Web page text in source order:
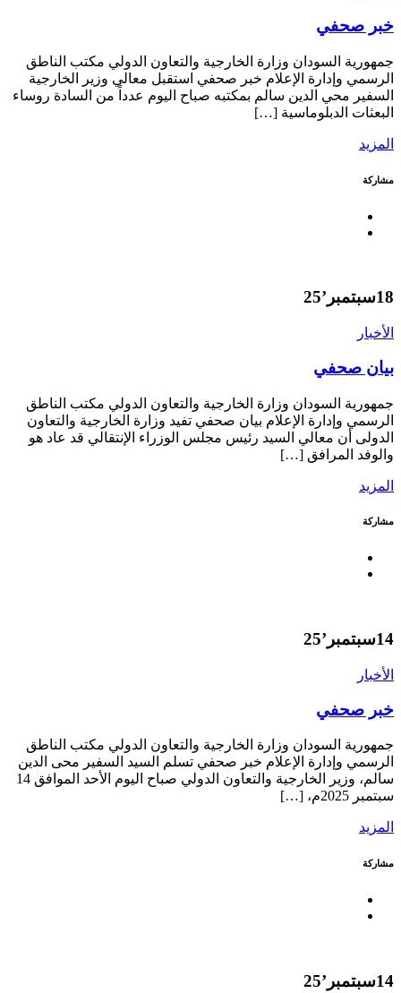
خبر صحفي
جمهورية السودان وزارة الخارجية والتعاون الدولي مكتب الناطق
الرسمي وإدارة الإعلام خبر صحفي استقبل معالي وزير الخارجية
السفير محي الدين سالم بمكتبه صباح اليوم عدداً من السادة روساء
البعثات الدبلوماسية […]
المزيد
مشاركة
18سبتمبر’25
الأخبار
بيان صحفي
جمهورية السودان وزارة الخارجية والتعاون الدولي مكتب الناطق
الرسمي وإدارة الإعلام بيان صحفي تفيد وزارة الخارجية والتعاون
الدولى أن معالي السيد رئيس مجلس الوزراء الإنتقالي قد عاد هو
والوفد المرافق […]
المزيد
مشاركة
14سبتمبر’25
الأخبار
خبر صحفي
جمهورية السودان وزارة الخارجية والتعاون الدولي مكتب الناطق
الرسمي وإدارة الإعلام خبر صحفي تسلم السيد السفير محى الدين
سالم، وزير الخارجية والتعاون الدولي صباح اليوم الأحد الموافق 14
سبتمبر 2025م، […]
المزيد
مشاركة
14سبتمبر’25